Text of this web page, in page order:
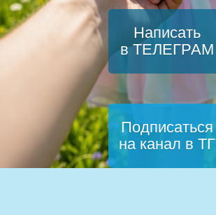
Написать
в ТЕЛЕГРАМ
Подписаться
на канал в ТГ